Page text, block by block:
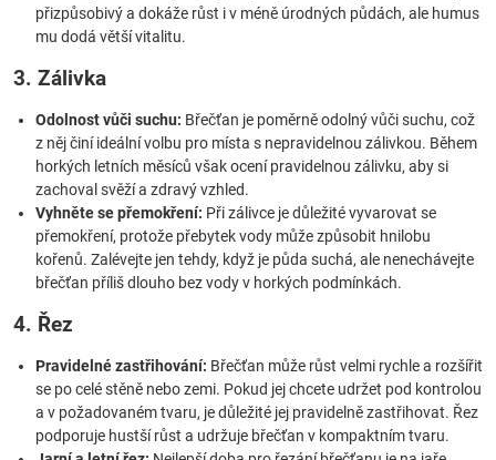
přizpůsobivý a dokáže růst i v méně úrodných půdách, ale humus
mu dodá větší vitalitu.
3. Zálivka
Odolnost vůči suchu: Břečťan je poměrně odolný vůči suchu, což
z něj činí ideální volbu pro místa s nepravidelnou zálivkou. Během
horkých letních měsíců však ocení pravidelnou zálivku, aby si
zachoval svěží a zdravý vzhled.
Vyhněte se přemokření: Při zálivce je důležité vyvarovat se
přemokření, protože přebytek vody může způsobit hnilobu
kořenů. Zalévejte jen tehdy, když je půda suchá, ale nenechávejte
břečťan příliš dlouho bez vody v horkých podmínkách.
4. Řez
Pravidelné zastřihování: Břečťan může růst velmi rychle a rozšířit
se po celé stěně nebo zemi. Pokud jej chcete udržet pod kontrolou
a v požadovaném tvaru, je důležité jej pravidelně zastřihovat. Řez
podporuje hustší růst a udržuje břečťan v kompaktním tvaru.